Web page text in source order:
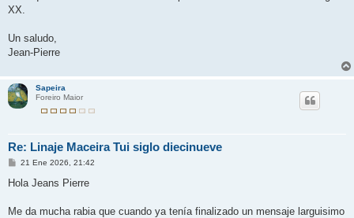
XX.
Un saludo,
Jean-Pierre
Sapeira
Foreiro Maior
Re: Linaje Maceira Tui siglo diecinueve
M
n
j
21 Ene 2026, 21:42
Hola Jeans Pierre
Me da mucha rabia que cuando ya tenía finalizado un mensaje larguisimo